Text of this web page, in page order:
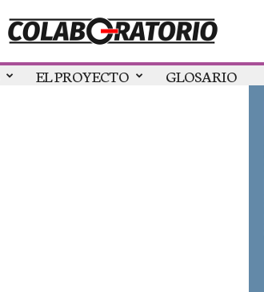
EL PROYECTO GLOSARIO